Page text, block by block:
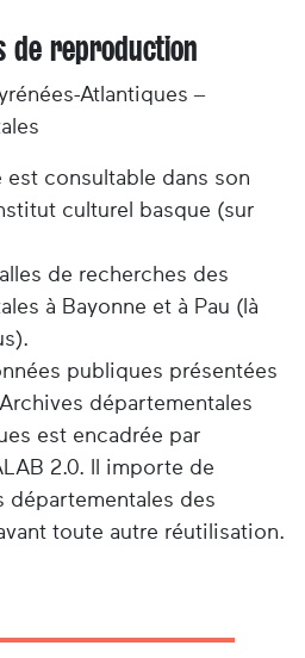
de reproduction
Atlantiques –
est consultable dans son
culturel basque (sur
de recherches des
à Bayonne et à Pau (là
publiques présentées
départementales
est encadrée par
2.0. Il importe de
des
toute autre réutilisation.